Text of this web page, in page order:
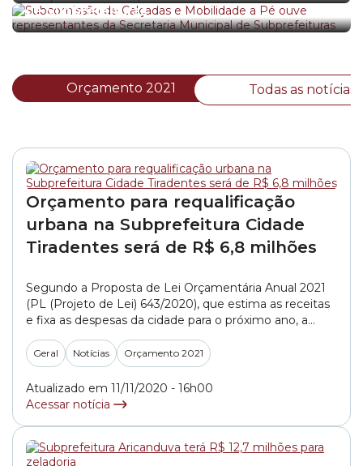
de Subprefeituras
Orçamento 2021 Todas as notícias
Orçamento para requalificação
urbana na Subprefeitura Cidade
Tiradentes será de R$ 6,8 milhões
Segundo a Proposta de Lei Orçamentária Anual 2021
(PL (Projeto de Lei) 643/2020), que estima as receitas
e fixa as despesas da cidade para o próximo ano, a
Subprefeitura Cidade Tiradentes, na zona Leste de São
Paulo, terá um orçamento de R$ 26 milhões. Para
2021, está previsto o montante de R$ 9,6 milhões
destinados... »
Geral Notícias Orçamento 2021
Atualizado em 11/11/2020 - 16h00
Acessar notícia